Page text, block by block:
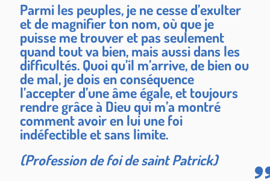
Parmi les peuples, je ne cesse d’exulter
et de magnifier ton nom, où que je
puisse me trouver et pas seulement
quand tout va bien, mais aussi dans les
difficultés. Quoi qu’il m’arrive, de bien ou
de mal, je dois en conséquence
l’accepter d’une âme égale, et toujours
rendre grâce à Dieu qui m’a montré
comment avoir en lui une foi
indéfectible et sans limite.
(Profession de foi de saint Patrick)